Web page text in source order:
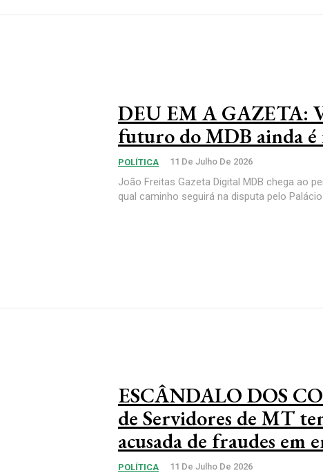
DEU EM A GAZETA:
futuro do MDB ainda
POLÍTICA 11 De Julho De 2026
João Freitas Gazeta Digital MDB chega ao
qual caminho seguirá na disputa pelo
ESCÂNDALO DOS
de Servidores de MT
acusada de fraudes em
POLÍTICA 11 De Julho De 2026